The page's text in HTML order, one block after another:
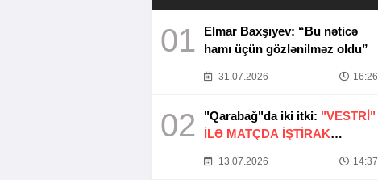
01
Elmar Baxşıyev: “Bu nəticə
hamı üçün gözlənilməz oldu”
31.07.2026 16:26
02 "Qarabağ"da iki itki: "VESTRİ"
İLƏ MATÇDA İŞTİRAK
13.07.2026 14:37